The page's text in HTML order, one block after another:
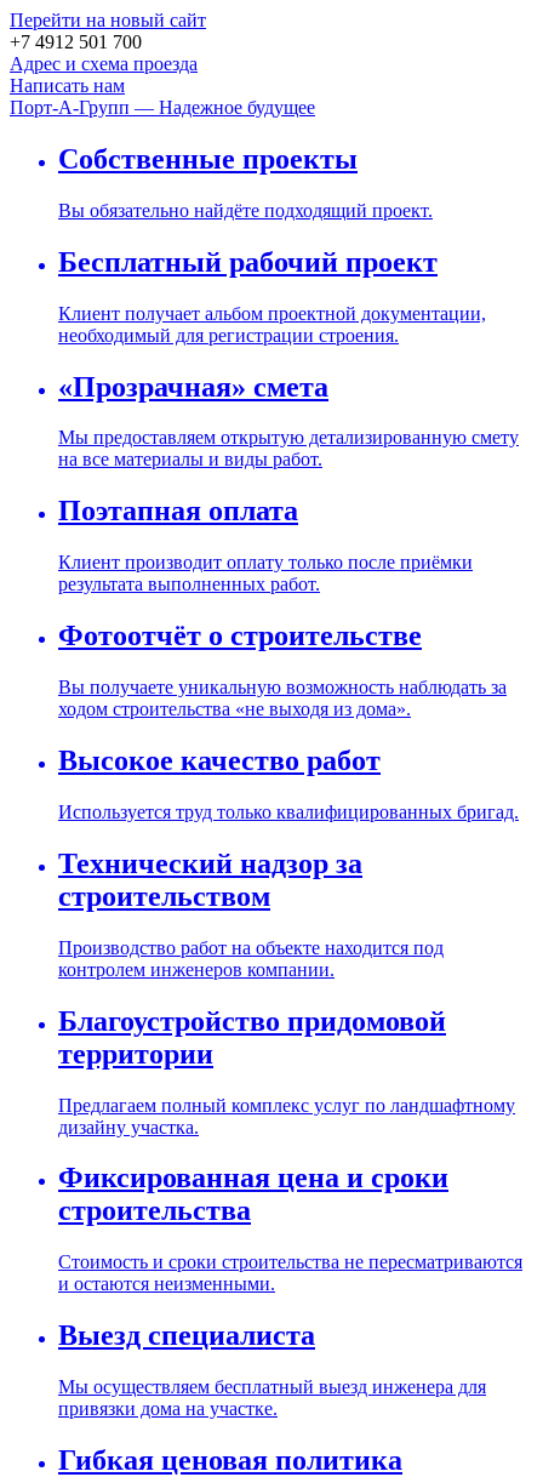
Перейти на новый сайт
+7 4912 501 700
Адрес и схема проезда
Написать нам
Порт-А-Групп — Надежное будущее
Собственные проекты
Вы обязательно найдёте подходящий проект.
Бесплатный рабочий проект
Клиент получает альбом проектной документации,
необходимый для регистрации строения.
«Прозрачная» смета
Мы предоставляем открытую детализированную смету
на все материалы и виды работ.
Поэтапная оплата
Клиент производит оплату только после приёмки
результата выполненных работ.
Фотоотчёт о строительстве
Вы получаете уникальную возможность наблюдать за
ходом строительства «не выходя из дома».
Высокое качество работ
Используется труд только квалифицированных бригад.
Технический надзор за
строительством
Производство работ на объекте находится под
контролем инженеров компании.
Благоустройство придомовой
территории
Предлагаем полный комплекс услуг по ландшафтному
дизайну участка.
Фиксированная цена и сроки
строительства
Стоимость и сроки строительства не пересматриваются
и остаются неизменными.
Выезд специалиста
Мы осуществляем бесплатный выезд инженера для
привязки дома на участке.
Гибкая ценовая политика